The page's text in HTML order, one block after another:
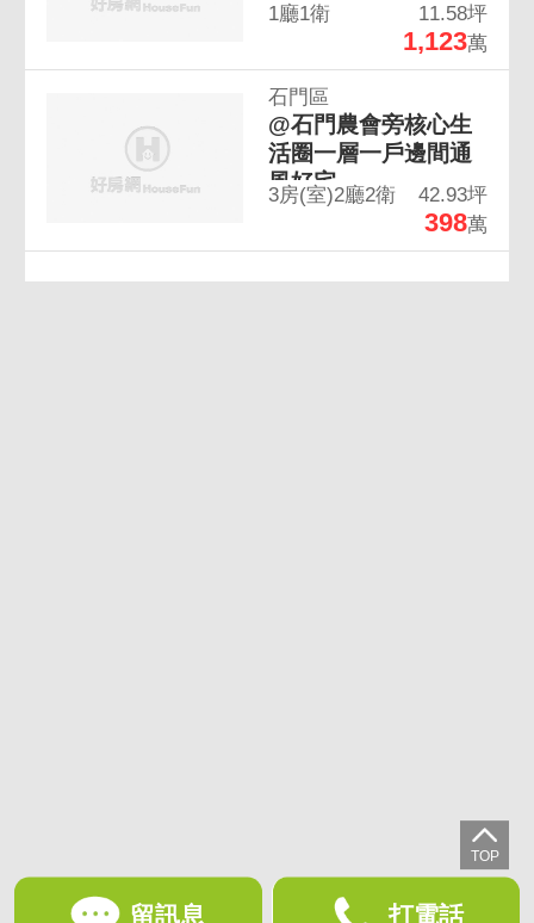
1廳1衛 11.58坪
1,123萬
石門區
@石門農會旁核心生
活圈一層一戶邊間通
風好宅
3房(室)2廳2衛 42.93坪
398萬
留訊息 打電話